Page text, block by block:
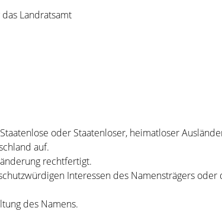
Landratsamt
oder Staatenloser, heimatloser
auf.
rechtfertigt.
Interessen des Namensträgers
des Namens.